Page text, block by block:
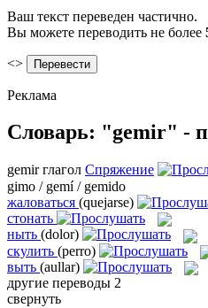
Ваш текст переведен частично.
Вы можете переводить не более
<>
Реклама
Словарь: "gemir" -
gemir глагол Спряжение
gimo / gemí / gemido
жаловаться (quejarse)
стонать
ныть (dolor)
скулить (perro)
выть (aullar)
другие переводы 2
свернуть